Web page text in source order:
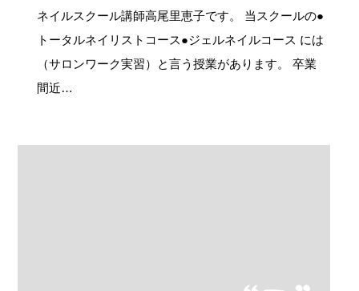
ネイルスクール講師高尾里恵子です。 当スクールの●
トータルネイリストコース●ジェルネイルコース には
（サロンワーク実習）と言う授業があります。 卒業
間近…